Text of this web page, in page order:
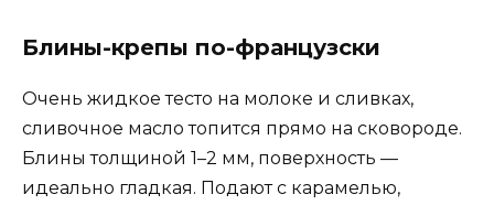
Блины-крепы по-французски
Очень жидкое тесто на молоке и сливках,
сливочное масло топится прямо на сковороде.
Блины толщиной 1–2 мм, поверхность —
идеально гладкая. Подают с карамелью,